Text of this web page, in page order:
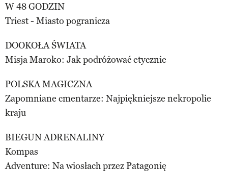
W 48 GODZIN
Triest - Miasto pogranicza
DOOKOŁA ŚWIATA
Misja Maroko: Jak podróżować etycznie
POLSKA MAGICZNA
Zapomniane cmentarze: Najpiękniejsze nekropolie
kraju
BIEGUN ADRENALINY
Kompas
Adventure: Na wiosłach przez Patagonię